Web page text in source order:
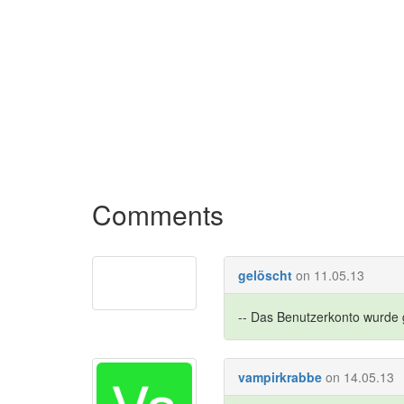
Comments
gelöscht on 11.05.13
-- Das Benutzerkonto
vampirkrabbe on 14.05.13